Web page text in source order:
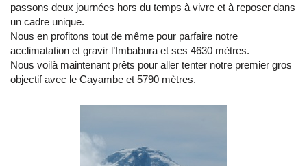
passons deux journées hors du temps à vivre et à reposer dans
un cadre unique.
Nous en profitons tout de même pour parfaire notre
acclimatation et gravir l’Imbabura et ses 4630 mètres.
Nous voilà maintenant prêts pour aller tenter notre premier gros
objectif avec le Cayambe et 5790 mètres.